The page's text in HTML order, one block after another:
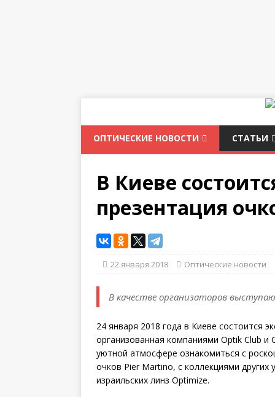
ОПТИЧЕСКИЕ НОВОСТИ СТАТЬИ
В Киеве
презентация
22 января 2018 Оптические новости
В качестве организаторов
24 января 2018 года в Киеве состоится
организованная компаниями Optik Club
уютной атмосфере ознакомиться с
очков Pier Martino, с коллекциями
израильских линз Optimize.